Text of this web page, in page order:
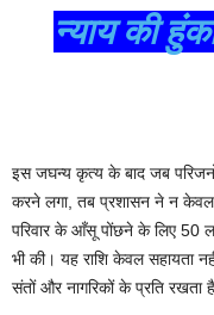
न्याय की
इस जघन्य कृत्य के बाद जब
करने लगा, तब प्रशासन ने न केवल
परिवार के आँसू पोंछने के लिए 50
भी की। यह राशि केवल सहायता
संतों और नागरिकों के प्रति रखता